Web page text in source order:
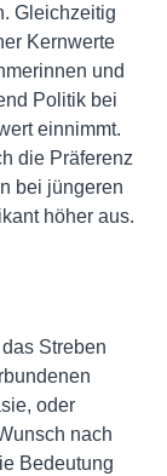
Gleichzeitig
Kernwerte
und
Politik bei
einnimmt.
die Präferenz
bei jüngeren
höher aus.
Streben
oder
nach
Bedeutung